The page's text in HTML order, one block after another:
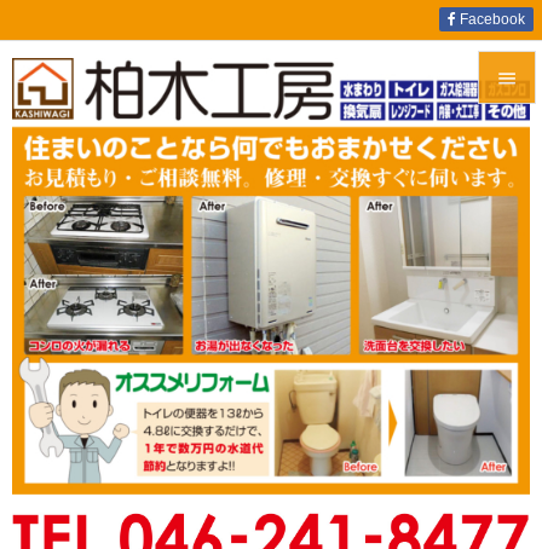


メニュ

前へ


Facebook